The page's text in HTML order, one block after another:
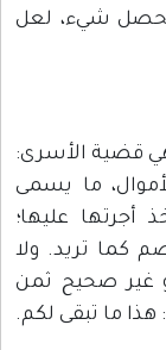
يحصل شيء، لعل
هي قضية الأسرى:
ما يسمى
أجرتها عليها؛
عليها 3% ؛ وتخصم كما تريد. ولا
صحيح ثمن
ما تبقى لكم.